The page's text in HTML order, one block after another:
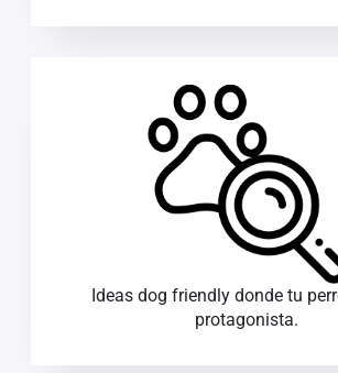
Ideas dog friendly donde tu
protagonista.